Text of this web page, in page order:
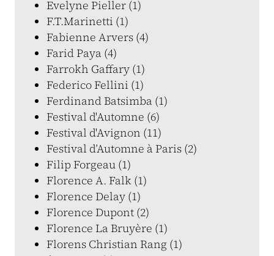
Evelyne Pieller (1)
F.T.Marinetti (1)
Fabienne Arvers (4)
Farid Paya (4)
Farrokh Gaffary (1)
Federico Fellini (1)
Ferdinand Batsimba (1)
Festival d'Automne (6)
Festival d'Avignon (11)
Festival d’Automne à Paris (2)
Filip Forgeau (1)
Florence A. Falk (1)
Florence Delay (1)
Florence Dupont (2)
Florence La Bruyère (1)
Florens Christian Rang (1)